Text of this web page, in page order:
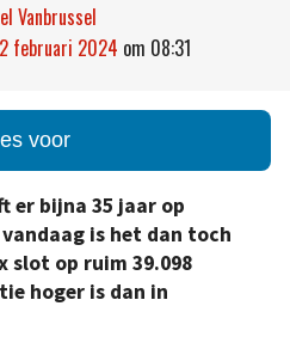
Vanbrussel
februari 2024 om 08:31
voor
er bijna 35 jaar op
is het dan toch
slot op ruim 39.098
hoger is dan in